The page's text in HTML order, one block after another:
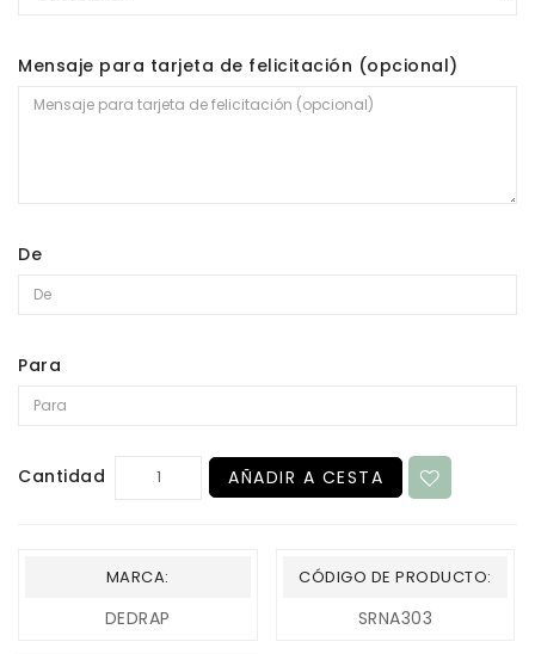
Mensaje para tarjeta de felicitación (opcional)
De
Para
Cantidad AÑADIR A CESTA
MARCA:
DEDRAP
CÓDIGO DE PRODUCTO:
SRNA303